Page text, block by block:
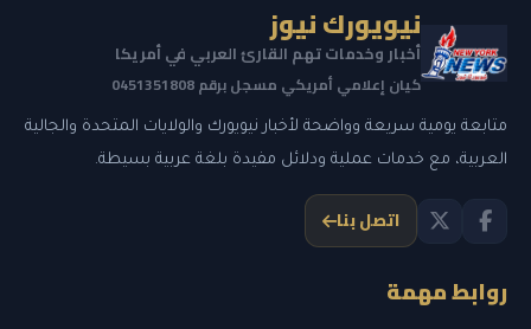
نيويورك نيوز
أخبار وخدمات تهم القارئ العربي في أمريكا
كيان إعلامي أمريكي مسجل برقم 0451351808
متابعة يومية سريعة وواضحة لأخبار نيويورك والولايات المتحدة والجالية
العربية، مع خدمات عملية ودلائل مفيدة بلغة عربية بسيطة.
اتصل بنا
روابط مهمة